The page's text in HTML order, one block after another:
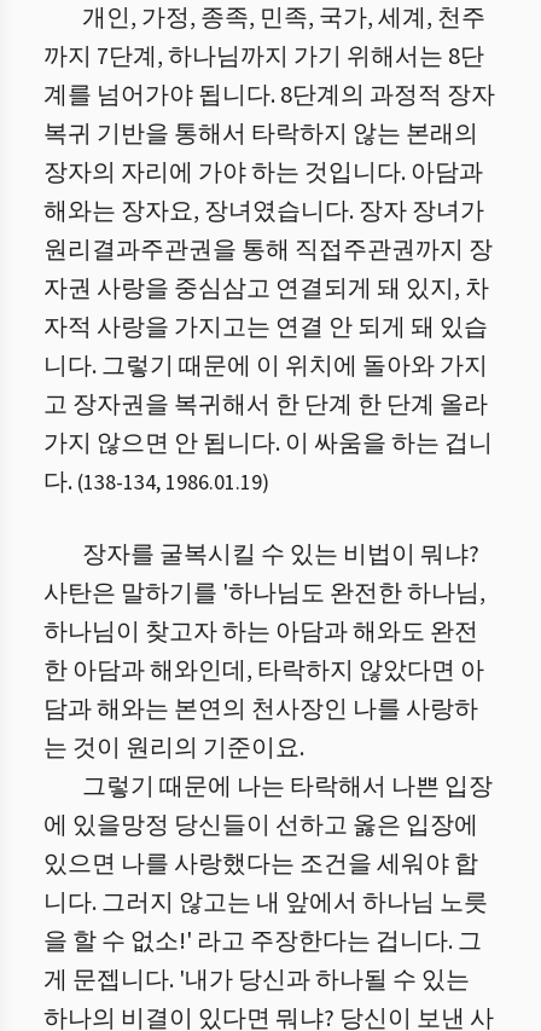
개인, 가정, 종족, 민족, 국가, 세계, 천주
까지 7단계, 하나님까지 가기 위해서는 8단
계를 넘어가야 됩니다. 8단계의 과정적 장자
복귀 기반을 통해서 타락하지 않는 본래의
장자의 자리에 가야 하는 것입니다. 아담과
해와는 장자요, 장녀였습니다. 장자 장녀가
원리결과주관권을 통해 직접주관권까지 장
자권 사랑을 중심삼고 연결되게 돼 있지, 차
자적 사랑을 가지고는 연결 안 되게 돼 있습
니다. 그렇기 때문에 이 위치에 돌아와 가지
고 장자권을 복귀해서 한 단계 한 단계 올라
가지 않으면 안 됩니다. 이 싸움을 하는 겁니
다. (138-134, 1986.01.19)
장자를 굴복시킬 수 있는 비법이 뭐냐?
사탄은 말하기를 '하나님도 완전한 하나님,
하나님이 찾고자 하는 아담과 해와도 완전
한 아담과 해와인데, 타락하지 않았다면 아
담과 해와는 본연의 천사장인 나를 사랑하
는 것이 원리의 기준이요.
그렇기 때문에 나는 타락해서 나쁜 입장
에 있을망정 당신들이 선하고 옳은 입장에
있으면 나를 사랑했다는 조건을 세워야 합
니다. 그러지 않고는 내 앞에서 하나님 노릇
을 할 수 없소!' 라고 주장한다는 겁니다. 그
게 문젭니다. '내가 당신과 하나될 수 있는
하나의 비결이 있다면 뭐냐? 당신이 보낸 사